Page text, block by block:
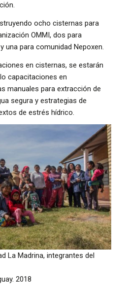
ocho cisternas para
OMMI, dos para
una para comunidad Nepoxen.
en cisternas, se estarán
capacitaciones en
manuales para extracción de
segura y estrategias de
de estrés hídrico.
La Madrina, integrantes del
2018